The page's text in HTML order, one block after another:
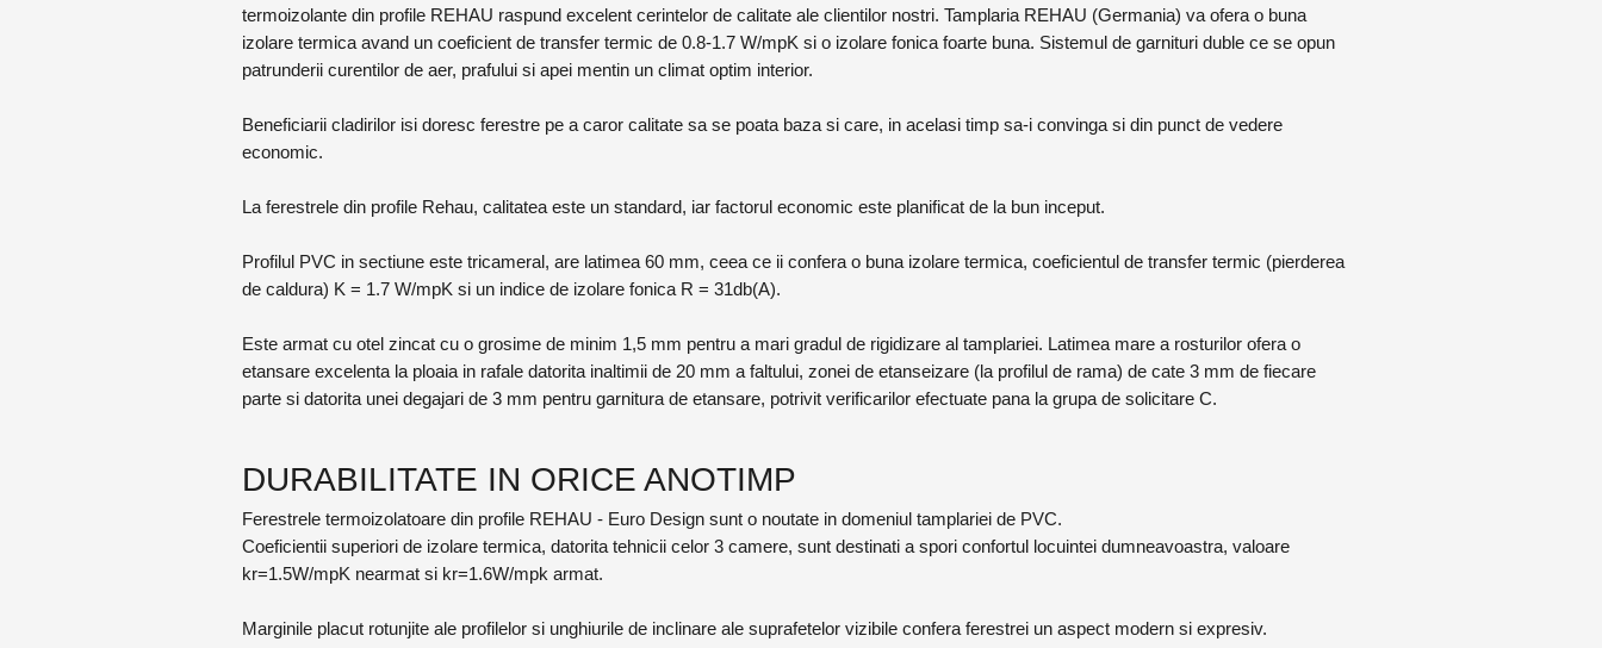
termoizolante din profile REHAU raspund excelent cerintelor de calitate ale clientilor nostri. Tamplaria REHAU (Germania) va ofera o buna
izolare termica avand un coeficient de transfer termic de 0.8-1.7 W/mpK si o izolare fonica foarte buna. Sistemul de garnituri duble ce se opun
patrunderii curentilor de aer, prafului si apei mentin un climat optim interior.
Beneficiarii cladirilor isi doresc ferestre pe a caror calitate sa se poata baza si care, in acelasi timp sa-i convinga si din punct de vedere
economic.
La ferestrele din profile Rehau, calitatea este un standard, iar factorul economic este planificat de la bun inceput.
Profilul PVC in sectiune este tricameral, are latimea 60 mm, ceea ce ii confera o buna izolare termica, coeficientul de transfer termic (pierderea
de caldura) K = 1.7 W/mpK si un indice de izolare fonica R = 31db(A).
Este armat cu otel zincat cu o grosime de minim 1,5 mm pentru a mari gradul de rigidizare al tamplariei. Latimea mare a rosturilor ofera o
etansare excelenta la ploaia in rafale datorita inaltimii de 20 mm a faltului, zonei de etanseizare (la profilul de rama) de cate 3 mm de fiecare
parte si datorita unei degajari de 3 mm pentru garnitura de etansare, potrivit verificarilor efectuate pana la grupa de solicitare C.
DURABILITATE IN ORICE ANOTIMP
Ferestrele termoizolatoare din profile REHAU - Euro Design sunt o noutate in domeniul tamplariei de PVC.
Coeficientii superiori de izolare termica, datorita tehnicii celor 3 camere, sunt destinati a spori confortul locuintei dumneavoastra, valoare
kr=1.5W/mpK nearmat si kr=1.6W/mpk armat.
Marginile placut rotunjite ale profilelor si unghiurile de inclinare ale suprafetelor vizibile confera ferestrei un aspect modern si expresiv.